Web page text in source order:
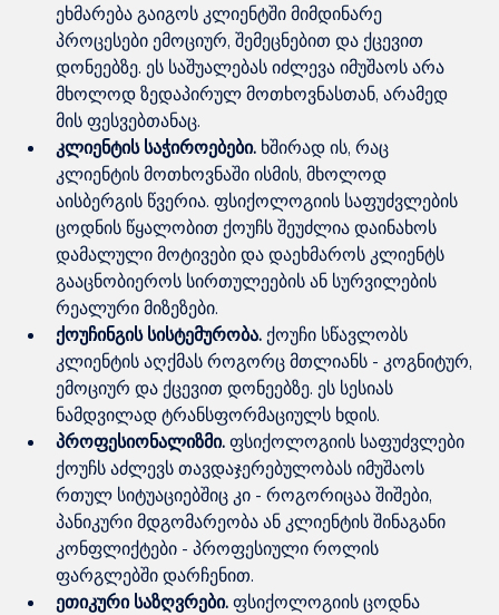
ეხმარება გაიგოს კლიენტში მიმდინარე
პროცესები ემოციურ, შემეცნებით და ქცევით
დონეებზე. ეს საშუალებას იძლევა იმუშაოს არა
მხოლოდ ზედაპირულ მოთხოვნასთან, არამედ
მის ფესვებთანაც.
კლიენტის საჭიროებები. ხშირად ის, რაც
კლიენტის მოთხოვნაში ისმის, მხოლოდ
აისბერგის წვერია. ფსიქოლოგიის საფუძვლების
ცოდნის წყალობით ქოუჩს შეუძლია დაინახოს
დამალული მოტივები და დაეხმაროს კლიენტს
გააცნობიეროს სირთულეების ან სურვილების
რეალური მიზეზები.
ქოუჩინგის სისტემურობა. ქოუჩი სწავლობს
კლიენტის აღქმას როგორც მთლიანს - კოგნიტურ,
ემოციურ და ქცევით დონეებზე. ეს სესიას
ნამდვილად ტრანსფორმაციულს ხდის.
პროფესიონალიზმი. ფსიქოლოგიის საფუძვლები
ქოუჩს აძლევს თავდაჯერებულობას იმუშაოს
რთულ სიტუაციებშიც კი - როგორიცაა შიშები,
პანიკური მდგომარეობა ან კლიენტის შინაგანი
კონფლიქტები - პროფესიული როლის
ფარგლებში დარჩენით.
ეთიკური საზღვრები. ფსიქოლოგიის ცოდნა